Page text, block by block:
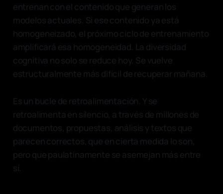
entrenan con el contenido que generan los
modelos actuales. Si ese contenido ya está
homogeneizado, el próximo ciclo de entrenamiento
amplificará esa homogeneidad. La diversidad
cognitiva no solo se reduce hoy. Se vuelve
estructuralmente más difícil de recuperar mañana.
Es un bucle de retroalimentación. Y se
retroalimenta en silencio, a través de millones de
documentos, propuestas, análisis y textos que
parecen correctos, que en cierta medida lo son,
pero que paulatinamente se asemejan más entre
sí.